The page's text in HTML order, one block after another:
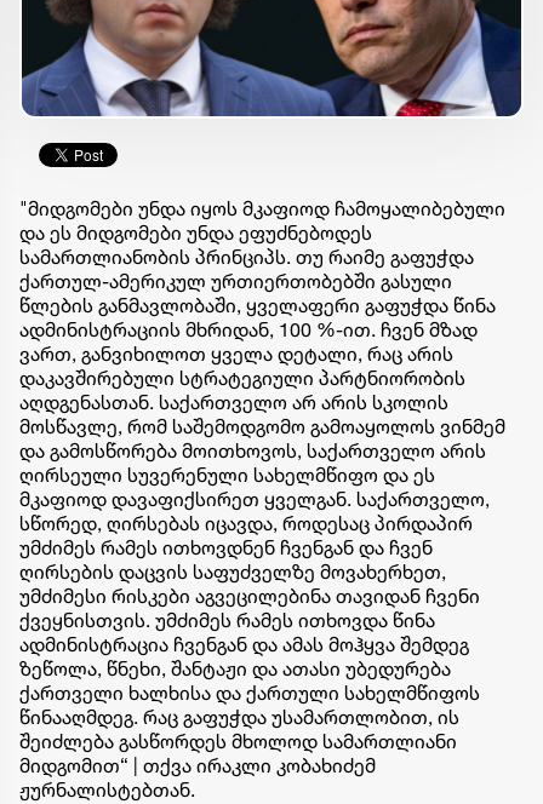
"მიდგომები უნდა იყოს მკაფიოდ ჩამოყალიბებული
და ეს მიდგომები უნდა ეფუძნებოდეს
სამართლიანობის პრინციპს. თუ რაიმე გაფუჭდა
ქართულ-ამერიკულ ურთიერთობებში გასული
წლების განმავლობაში, ყველაფერი გაფუჭდა წინა
ადმინისტრაციის მხრიდან, 100 %-ით. ჩვენ მზად
ვართ, განვიხილოთ ყველა დეტალი, რაც არის
დაკავშირებული სტრატეგიული პარტნიორობის
აღდგენასთან. საქართველო არ არის სკოლის
მოსწავლე, რომ საშემოდგომო გამოაყოლოს ვინმემ
და გამოსწორება მოითხოვოს, საქართველო არის
ღირსეული სუვერენული სახელმწიფო და ეს
მკაფიოდ დავაფიქსირეთ ყველგან. საქართველო,
სწორედ, ღირსებას იცავდა, როდესაც პირდაპირ
უმძიმეს რამეს ითხოვდნენ ჩვენგან და ჩვენ
ღირსების დაცვის საფუძველზე მოვახერხეთ,
უმძიმესი რისკები აგვეცილებინა თავიდან ჩვენი
ქვეყნისთვის. უმძიმეს რამეს ითხოვდა წინა
ადმინისტრაცია ჩვენგან და ამას მოჰყვა შემდეგ
ზეწოლა, წნეხი, შანტაჟი და ათასი უბედურება
ქართველი ხალხისა და ქართული სახელმწიფოს
წინააღმდეგ. რაც გაფუჭდა უსამართლობით, ის
შეიძლება გასწორდეს მხოლოდ სამართლიანი
მიდგომით“ | თქვა ირაკლი კობახიძემ
ჟურნალისტებთან.